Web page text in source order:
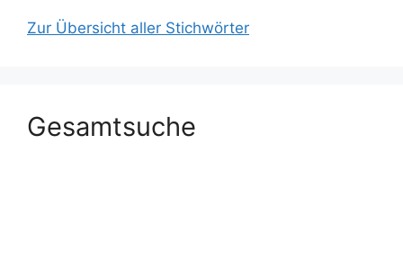
Zur Übersicht aller Stichwörter
Gesamtsuche